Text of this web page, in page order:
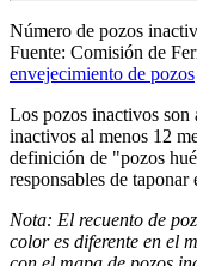
Número de pozos
Fuente: Comisión de
envejecimiento de pozos
Los pozos inactivos son
inactivos al menos 12
definición de "pozos
responsables de taponar
Nota: El recuento de
color es diferente en el